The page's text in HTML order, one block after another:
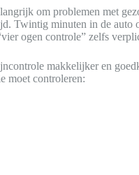
om problemen met
Twintig minuten in de auto
ogen controle” zelfs
makkelijker en
moet controleren: